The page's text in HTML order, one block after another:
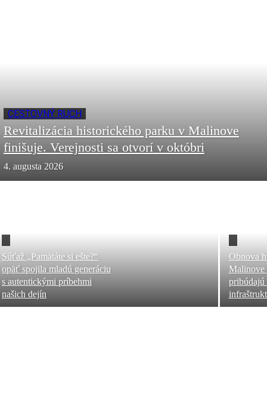
CESTOVNÝ RUCH
Revitalizácia historického parku v Malinove
finišuje. Verejnosti sa otvorí v októbri
4. augusta 2026
Súťaž „Pamätáte si ešte?“
opäť spojila mladú generáciu
s autentickými príbehmi
našich dejín
Obnova
Malinove
pribúdajú